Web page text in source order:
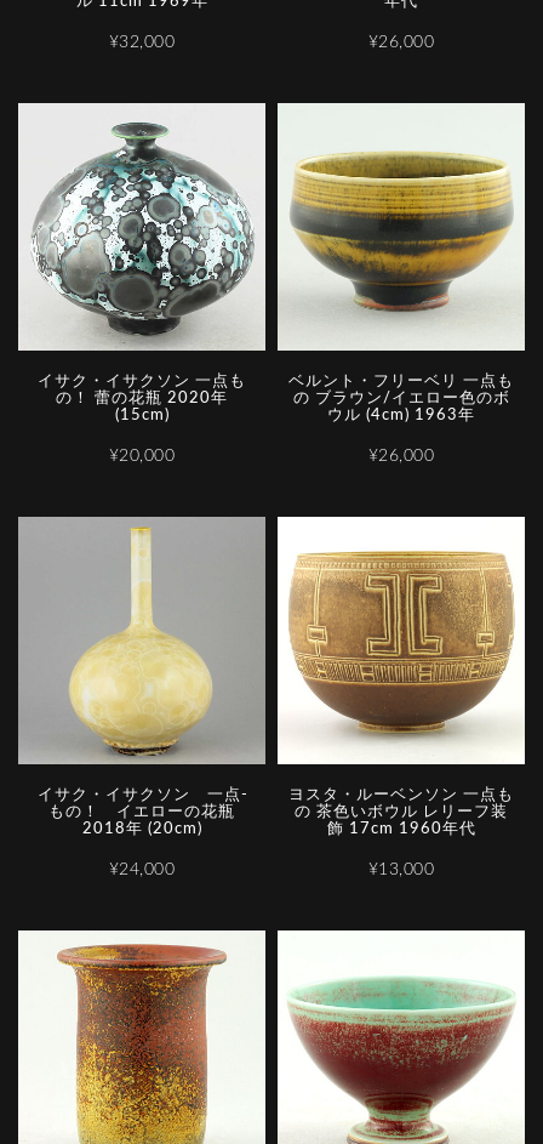
¥32,000 ¥26,000
イサク・イサクソン 一点も
の！ 蕾の花瓶 2020年
(15cm)
¥20,000
ベルント・フリーベリ 一点も
の ブラウン/イエロー色のボ
ウル (4cm) 1963年
¥26,000
イ­サ­ク­・­イ­サ­ク­ソ­ン­ ­一­点­
も­の­！­ ­イ­エ­ロ­ー­の­花­瓶
2018年 (20cm)
¥24,000
ヨスタ・ルーベンソン 一点も
の 茶色いボウル レリーフ装
飾 17cm 1960年代
¥13,000